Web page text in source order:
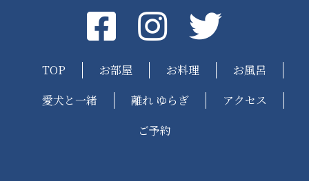
FacebookinstagramTwitter
TOP お部屋 お料理
お風呂
愛犬と一緒
離れ ゆらぎ
アクセス
ご予約